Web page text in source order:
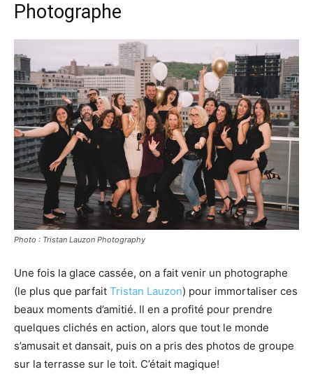
Photographe
Photo : Tristan Lauzon Photography
Une fois la glace cassée, on a fait venir un photographe
(le plus que parfait Tristan Lauzon) pour immortaliser ces
beaux moments d’amitié. Il en a profité pour prendre
quelques clichés en action, alors que tout le monde
s’amusait et dansait, puis on a pris des photos de groupe
sur la terrasse sur le toit. C’était magique!